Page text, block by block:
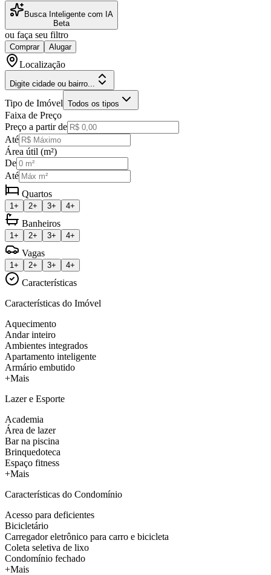
Busca Inteligente com IA
Beta
ou faça seu filtro
Comprar Alugar
Localização
Digite cidade ou bairro...
Tipo de Imóvel Todos os tipos
Faixa de Preço
Preço a partir de
Até
Área útil (m²)
De
Até
Quartos
1+ 2+ 3+ 4+
Banheiros
1+ 2+ 3+ 4+
Vagas
1+ 2+ 3+ 4+
Características
Características do Imóvel
Aquecimento
Andar inteiro
Ambientes integrados
Apartamento inteligente
Armário embutido
+Mais
Lazer e Esporte
Academia
Área de lazer
Bar na piscina
Brinquedoteca
Espaço fitness
+Mais
Características do Condomínio
Acesso para deficientes
Bicicletário
Carregador eletrônico para carro e bicicleta
Coleta seletiva de lixo
Condomínio fechado
+Mais